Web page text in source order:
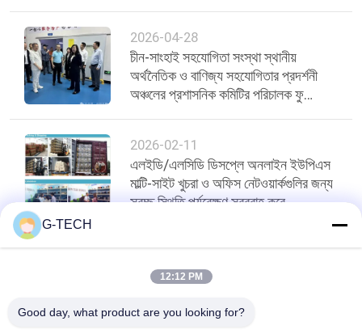
2026-04-28
চীন-সাংহাই সহযোগিতা সংস্থা স্থানীয়
অর্থনৈতিক ও বাণিজ্য সহযোগিতার প্রদর্শনী
অঞ্চলের প্রশাসনিক কমিটির পরিচালক ফু
করেছেন
2026-02-11
এলইডি/এলসিডি ডিসপ্লে অনলাইন ইউপিএস
মাল্টি-সাইট খুচরা ও অফিস নেটওয়ার্কগুলির জন্য
স্বচ্ছ স্থিতি পর্যবেক্ষণ সরবরাহ করে
শীর্ষ
G-TECH
12:12 PM
Good day, what product are you looking for?